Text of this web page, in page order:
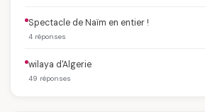
Spectacle de Naïm en entier !
4 réponses
wilaya d'Algerie
49 réponses